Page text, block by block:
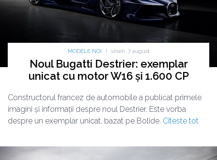
MODELE NOI vineri, 7 august
Noul Bugatti Destrier: exemplar
unicat cu motor W16 și 1.600 CP
Constructorul francez de automobile a publicat primele
imagini și informații despre noul Destrier. Este vorba
despre un exemplar unicat, bazat pe Bolide. Citeste tot